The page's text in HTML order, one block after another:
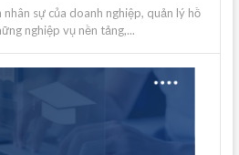
sự của doanh nghiệp, quản lý hồ
nghiệp vụ nền tảng,...